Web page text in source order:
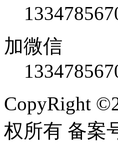
加微信
CopyRight
权所有 备案